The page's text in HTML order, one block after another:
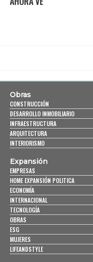
Obras
CONSTRUCCIÓN
DESARROLLO INMOBILIARIO
INFRAESTRUCTURA
ARQUITECTURA
INTERIORISMO
Expansión
EMPRESAS
HOME EXPANSIÓN POLITICA
ECONOMÍA
INTERNACIONAL
TECNOLOGÍA
OBRAS
ESG
MUJERES
LIFEANDSTYLE